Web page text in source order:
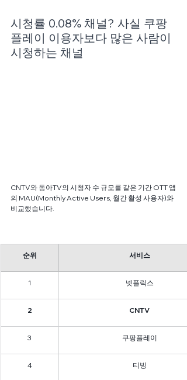
시청률 0.08% 채널? 사실 쿠팡
플레이 이용자보다 많은 사람이
시청하는 채널
CNTV와 동아TV의 시청자 수 규모를 같은 기간 OTT 앱
의 MAU(Monthly Active Users, 월간 활성 사용자)와
비교했습니다.
순위 서비스
1 넷플릭스
2 CNTV
3 쿠팡플레이
4 티빙